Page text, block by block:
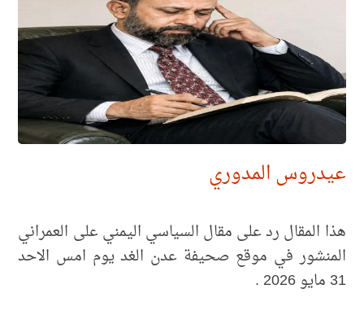
عيدروس المدوري
هذا المقال رد على مقال السياسي اليمني على العمراني
المنشور في موقع صحيفة عدن الغد يوم امس الاحد
31 مايو 2026 .